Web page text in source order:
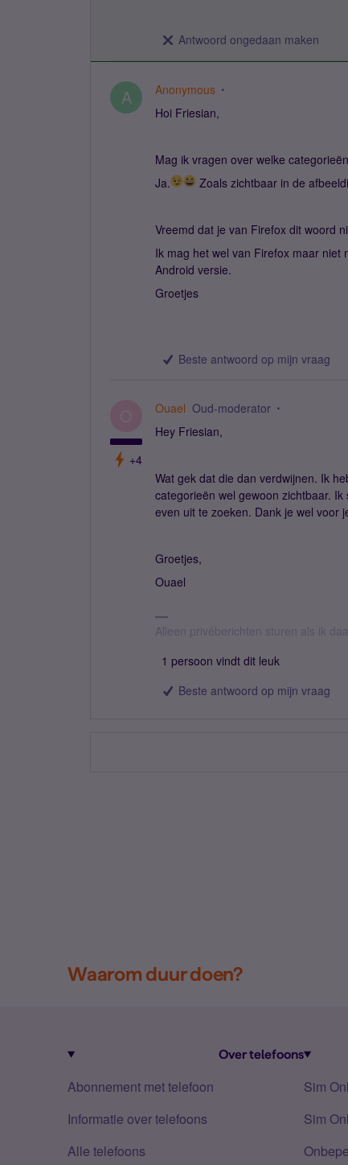
Antwoord ongedaan maken
A Anonymous
Hoi Friesian,
Mag ik vragen over welke
Ja.
Zoals zichtbaar in de
Vreemd dat je van Firefox dit woord
Ik mag het wel van Firefox maar
Android versie.
Groetjes
Beste antwoord op mijn vraag
+4
Ouael Oud-moderator
Hey Friesian,
Wat gek dat die dan verdwijnen. Ik
categorieën wel gewoon zichtbaar.
even uit te zoeken. Dank je wel voor
Groetjes,
Ouael
Alleen privéberichten sturen als ik
1 persoon vindt dit leuk
Beste antwoord op mijn vraag
Waarom duur doen?
Over telefoons
Abonnement met telefoon
Informatie over telefoons
Alle telefoons
Sim
Sim